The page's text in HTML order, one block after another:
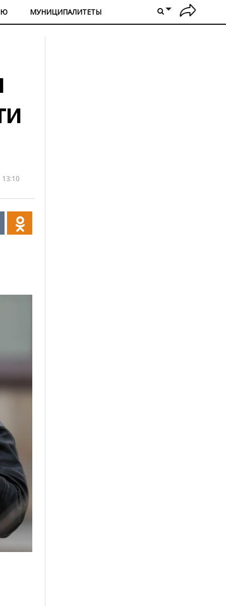
МУНИЦИПАЛИТЕТЫ